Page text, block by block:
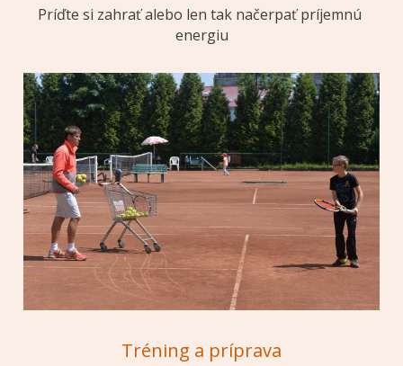
Príďte si zahrať alebo len tak načerpať príjemnú
energiu
Tréning a príprava